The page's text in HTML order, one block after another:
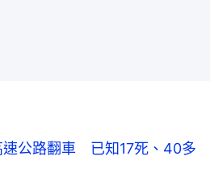
公路翻車　已知17死、40多